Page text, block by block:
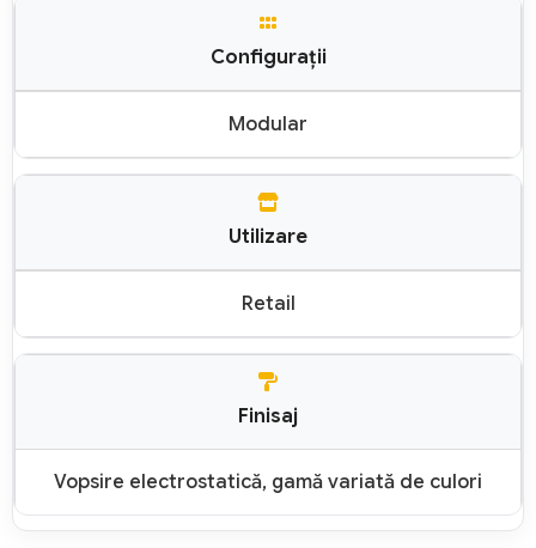
Configurații
Modular
Utilizare
Retail
Finisaj
Vopsire electrostatică, gamă variată de culori